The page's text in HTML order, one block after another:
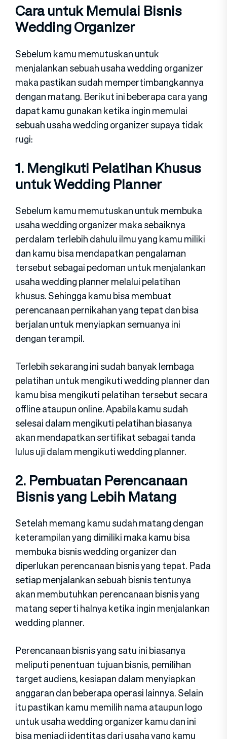
Cara untuk Memulai Bisnis
Wedding Organizer
Sebelum kamu memutuskan untuk
menjalankan sebuah usaha wedding organizer
maka pastikan sudah mempertimbangkannya
dengan matang. Berikut ini beberapa cara yang
dapat kamu gunakan ketika ingin memulai
sebuah usaha wedding organizer supaya tidak
rugi:
1. Mengikuti Pelatihan Khusus
untuk Wedding Planner
Sebelum kamu memutuskan untuk membuka
usaha wedding organizer maka sebaiknya
perdalam terlebih dahulu ilmu yang kamu miliki
dan kamu bisa mendapatkan pengalaman
tersebut sebagai pedoman untuk menjalankan
usaha wedding planner melalui pelatihan
khusus. Sehingga kamu bisa membuat
perencanaan pernikahan yang tepat dan bisa
berjalan untuk menyiapkan semuanya ini
dengan terampil.
Terlebih sekarang ini sudah banyak lembaga
pelatihan untuk mengikuti wedding planner dan
kamu bisa mengikuti pelatihan tersebut secara
offline ataupun online. Apabila kamu sudah
selesai dalam mengikuti pelatihan biasanya
akan mendapatkan sertifikat sebagai tanda
lulus uji dalam mengikuti wedding planner.
2. Pembuatan Perencanaan
Bisnis yang Lebih Matang
Setelah memang kamu sudah matang dengan
keterampilan yang dimiliki maka kamu bisa
membuka bisnis wedding organizer dan
diperlukan perencanaan bisnis yang tepat. Pada
setiap menjalankan sebuah bisnis tentunya
akan membutuhkan perencanaan bisnis yang
matang seperti halnya ketika ingin menjalankan
wedding planner.
Perencanaan bisnis yang satu ini biasanya
meliputi penentuan tujuan bisnis, pemilihan
target audiens, kesiapan dalam menyiapkan
anggaran dan beberapa operasi lainnya. Selain
itu pastikan kamu memilih nama ataupun logo
untuk usaha wedding organizer kamu dan ini
bisa menjadi identitas dari usaha yang kamu